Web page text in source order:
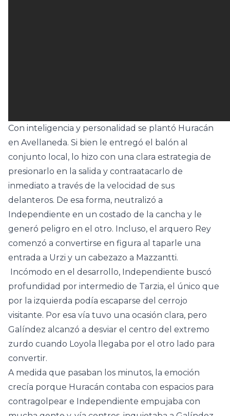
Con inteligencia y personalidad se plantó Huracán
en Avellaneda. Si bien le entregó el balón al
conjunto local, lo hizo con una clara estrategia de
presionarlo en la salida y contraatacarlo de
inmediato a través de la velocidad de sus
delanteros. De esa forma, neutralizó a
Independiente en un costado de la cancha y le
generó peligro en el otro. Incluso, el arquero Rey
comenzó a convertirse en figura al taparle una
entrada a Urzi y un cabezazo a Mazzantti.
Incómodo en el desarrollo, Independiente buscó
profundidad por intermedio de Tarzia, el único que
por la izquierda podía escaparse del cerrojo
visitante. Por esa vía tuvo una ocasión clara, pero
Galíndez alcanzó a desviar el centro del extremo
zurdo cuando Loyola llegaba por el otro lado para
convertir.
A medida que pasaban los minutos, la emoción
crecía porque Huracán contaba con espacios para
contragolpear e Independiente empujaba con